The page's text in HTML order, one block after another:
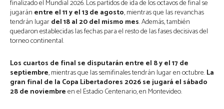
finalizado el Mundial 2026. Los partidos de ida de los octavos de final se
jugarán entre el 11 y el 13 de agosto, mientras que las revanchas
tendrán lugardel 18 al 20 del mismo mes. Además, también
quedaron establecidas las fechas para el resto de las fases decisivas del
torneo continental.
Los cuartos de final se disputarán entre el 8 y el 17 de
septiembre, mientras que las semifinales tendrán lugar en octubre.La
gran final de la Copa Libertadores 2026 se jugará el sábado
28 de noviembreen el Estadio Centenario, en Montevideo.